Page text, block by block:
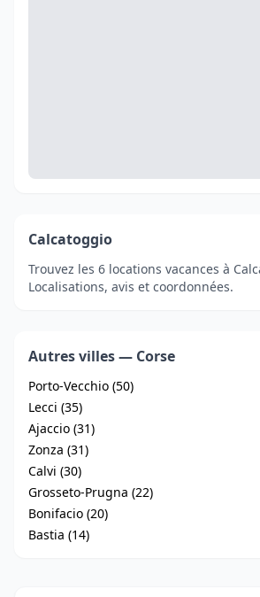
Calcatoggio
Trouvez les 6 locations vacances à
Localisations, avis et coordonnées.
Autres villes — Corse
Porto-Vecchio (50)
Lecci (35)
Ajaccio (31)
Zonza (31)
Calvi (30)
Grosseto-Prugna (22)
Bonifacio (20)
Bastia (14)